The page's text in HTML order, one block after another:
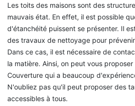
Les toits des maisons sont des
mauvais état. En effet, il est possible
d'étanchéité puissent se présenter. Il
des travaux de nettoyage pour
Dans ce cas, il est nécessaire de
la matière. Ainsi, on peut vous
Couverture qui a beaucoup
N'oubliez pas qu'il peut proposer des
accessibles à tous.